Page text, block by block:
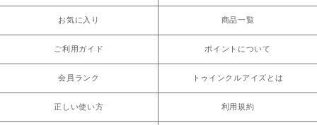
お気に入り 商品一覧
ご利用ガイド ポイントについて
会員ランク トゥインクルアイズとは
正しい使い方 利用規約